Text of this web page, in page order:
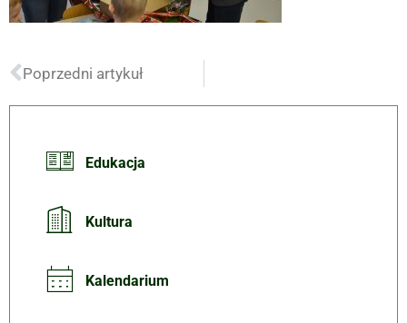
Poprzedni artykuł
Edukacja
Kultura
Kalendarium